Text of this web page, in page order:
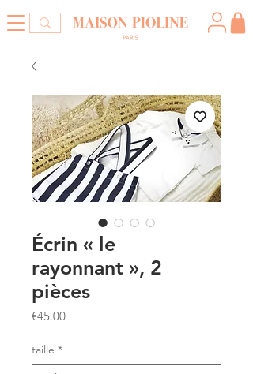
Écrin « le
rayonnant », 2
pièces
€45.00Price
taille *